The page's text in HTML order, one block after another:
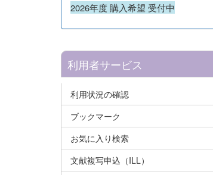
2026年度 購入希望 受付中
利用者サービス
利用状況の確認
ブックマーク
お気に入り検索
文献複写申込（ILL）